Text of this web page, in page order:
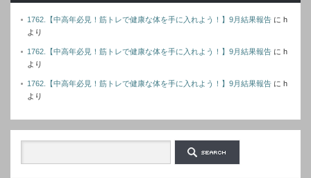
1762.【中高年必見！筋トレで健康な体を手に入れよう！】9月結果報告 に h
より
1762.【中高年必見！筋トレで健康な体を手に入れよう！】9月結果報告 に h
より
1762.【中高年必見！筋トレで健康な体を手に入れよう！】9月結果報告 に h
より